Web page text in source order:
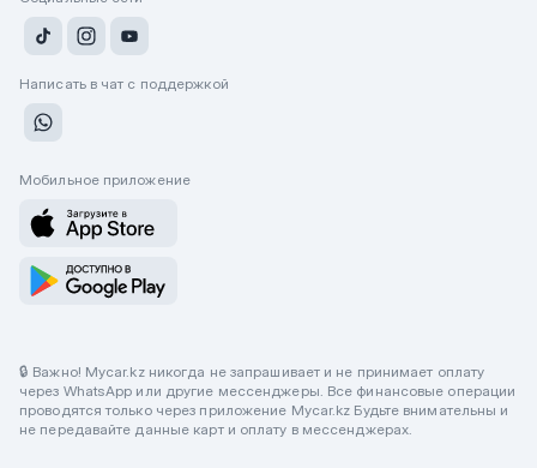
Написать в чат с поддержкой
Мобильное приложение
🔒 Важно! Mycar.kz никогда не запрашивает и не принимает оплату
через WhatsApp или другие мессенджеры. Все финансовые операции
проводятся только через приложение Mycar.kz Будьте внимательны и
не передавайте данные карт и оплату в мессенджерах.